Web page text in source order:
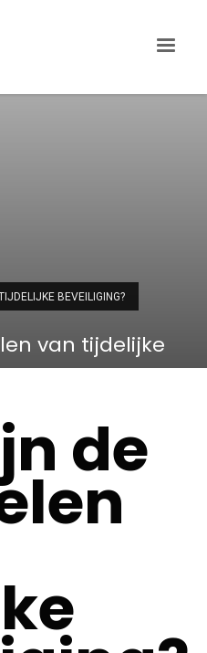
BEVEILIGING?
van tijdelijke
de